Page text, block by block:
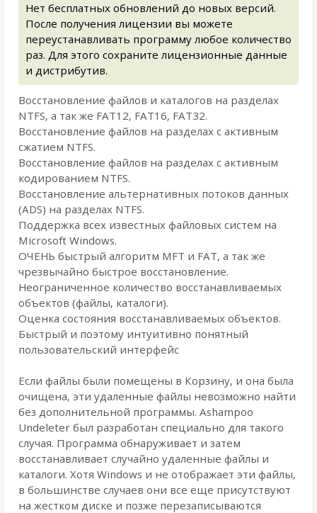
Нет бесплатных обновлений до новых версий.
После получения лицензии вы можете
переустанавливать программу любое количество
раз. Для этого сохраните лицензионные данные
и дистрибутив.
Восстановление файлов и каталогов на разделах
NTFS, а так же FAT12, FAT16, FAT32.
Восстановление файлов на разделах с активным
сжатием NTFS.
Восстановление файлов на разделах с активным
кодированием NTFS.
Восстановление альтернативных потоков данных
(ADS) на разделах NTFS.
Поддержка всех известных файловых систем на
Microsoft Windows.
ОЧЕНЬ быстрый алгоритм MFT и FAT, а так же
чрезвычайно быстрое восстановление.
Неограниченное количество восстанавливаемых
объектов (файлы, каталоги).
Оценка состояния восстанавливаемых объектов.
Быстрый и поэтому интуитивно понятный
пользовательский интерфейс
Если файлы были помещены в Корзину, и она была
очищена, эти удаленные файлы невозможно найти
без дополнительной программы. Ashampoo
Undeleter был разработан специально для такого
случая. Программа обнаруживает и затем
восстанавливает случайно удаленные файлы и
каталоги. Хотя Windows и не отображает эти файлы,
в большинстве случаев они все еще присутствуют
на жестком диске и позже перезаписываются